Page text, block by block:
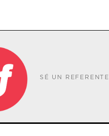
SÉ UN REFERENTE